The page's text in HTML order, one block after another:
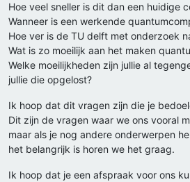
Hoe veel sneller is dit dan een huidige
Wanneer is een werkende
Hoe ver is de TU delft met onderzoek
Wat is zo moeilijk aan het maken
Welke moeilijkheden zijn jullie al
jullie die opgelost?
Ik hoop dat dit vragen zijn die je
Dit zijn de vragen waar we ons vooral
maar als je nog andere onderwerpen
het belangrijk is horen we het graag.
Ik hoop dat je een afspraak voor ons